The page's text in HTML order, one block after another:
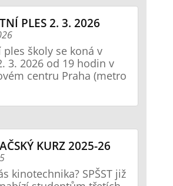
PLES 2. 3. 2026
školy se koná v
3. 2026 od 19 hodin v
centru Praha (metro
KURZ 2025-26
kinotechnika? SPŠST již